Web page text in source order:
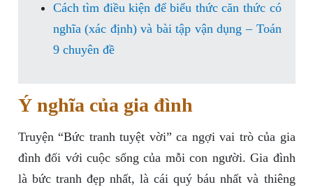
Cách tìm điều kiện để biểu thức căn thức có
nghĩa (xác định) và bài tập vận dụng – Toán
9 chuyên đề
Ý nghĩa của gia đình
Truyện “Bức tranh tuyệt vời” ca ngợi vai trò của gia
đình đối với cuộc sống của mỗi con người. Gia đình
là bức tranh đẹp nhất, là cái quý báu nhất và thiêng